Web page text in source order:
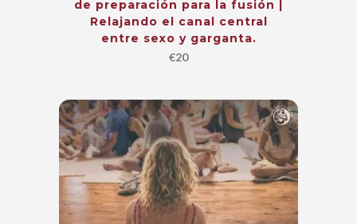
de preparación para la fusión |
Relajando el canal central
entre sexo y garganta.
€20